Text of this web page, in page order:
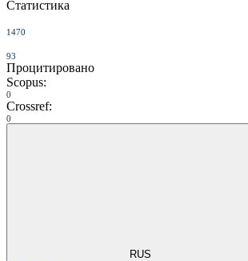
Статистика
1470
93
Процитировано
Scopus:
0
Crossref:
0
RUS